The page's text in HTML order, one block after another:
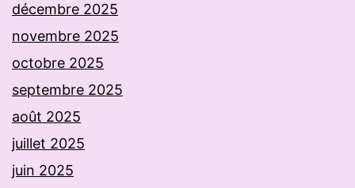
décembre 2025
novembre 2025
octobre 2025
septembre 2025
août 2025
juillet 2025
juin 2025